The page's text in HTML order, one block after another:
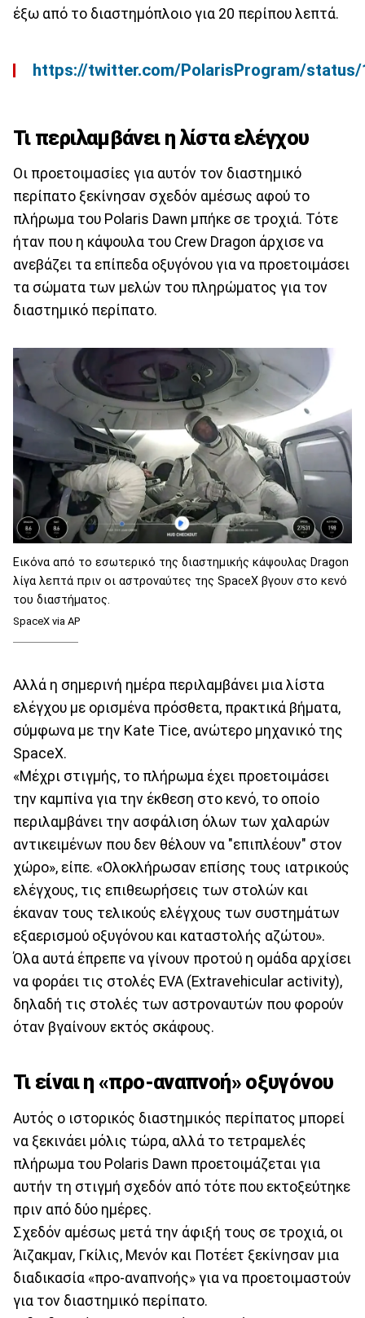
έξω από το διαστημόπλοιο για 20 περίπου λεπτά.
https://twitter.com/PolarisProgram/
Τι περιλαμβάνει η λίστα ελέγχου
Οι προετοιμασίες για αυτόν τον διαστημικό
περίπατο ξεκίνησαν σχεδόν αμέσως αφού το
πλήρωμα του Polaris Dawn μπήκε σε τροχιά. Τότε
ήταν που η κάψουλα του Crew Dragon άρχισε να
ανεβάζει τα επίπεδα οξυγόνου για να προετοιμάσει
τα σώματα των μελών του πληρώματος για τον
διαστημικό περίπατο.
Εικόνα από το εσωτερικό της διαστημικής κάψουλας Dragon
λίγα λεπτά πριν οι αστροναύτες της SpaceX βγουν στο κενό
του διαστήματος.
SpaceX via AP
Αλλά η σημερινή ημέρα περιλαμβάνει μια λίστα
ελέγχου με ορισμένα πρόσθετα, πρακτικά βήματα,
σύμφωνα με την Kate Tice, ανώτερο μηχανικό της
SpaceX.
«Μέχρι στιγμής, το πλήρωμα έχει προετοιμάσει
την καμπίνα για την έκθεση στο κενό, το οποίο
περιλαμβάνει την ασφάλιση όλων των χαλαρών
αντικειμένων που δεν θέλουν να "επιπλέουν" στον
χώρο», είπε. «Ολοκλήρωσαν επίσης τους ιατρικούς
ελέγχους, τις επιθεωρήσεις των στολών και
έκαναν τους τελικούς ελέγχους των συστημάτων
εξαερισμού οξυγόνου και καταστολής αζώτου».
Όλα αυτά έπρεπε να γίνουν προτού η ομάδα αρχίσει
να φοράει τις στολές EVA (Extravehicular activity),
δηλαδή τις στολές των αστροναυτών που φορούν
όταν βγαίνουν εκτός σκάφους.
Τι είναι η «προ-αναπνοή» οξυγόνου
Αυτός ο ιστορικός διαστημικός περίπατος μπορεί
να ξεκινάει μόλις τώρα, αλλά το τετραμελές
πλήρωμα του Polaris Dawn προετοιμάζεται για
αυτήν τη στιγμή σχεδόν από τότε που εκτοξεύτηκε
πριν από δύο ημέρες.
Σχεδόν αμέσως μετά την άφιξή τους σε τροχιά, οι
Άιζακμαν, Γκίλις, Μενόν και Ποτέετ ξεκίνησαν μια
διαδικασία «προ-αναπνοής» για να προετοιμαστούν
για τον διαστημικό περίπατο.